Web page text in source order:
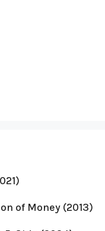
of Money (2013)